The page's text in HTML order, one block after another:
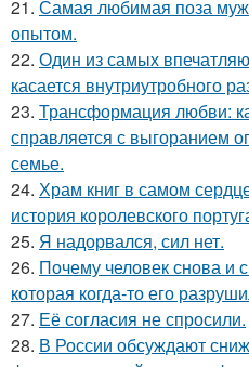
21. Самая любимая поза
опытом.
22. Один из самых
касается внутриутробного
23. Трансформация любви:
справляется с выгоранием
семье.
24. Храм книг в самом
история королевского
25. Я надорвался, сил нет.
26. Почему человек снова и
которая когда-то его
27. Её согласия не спросили.
28. В России обсуждают